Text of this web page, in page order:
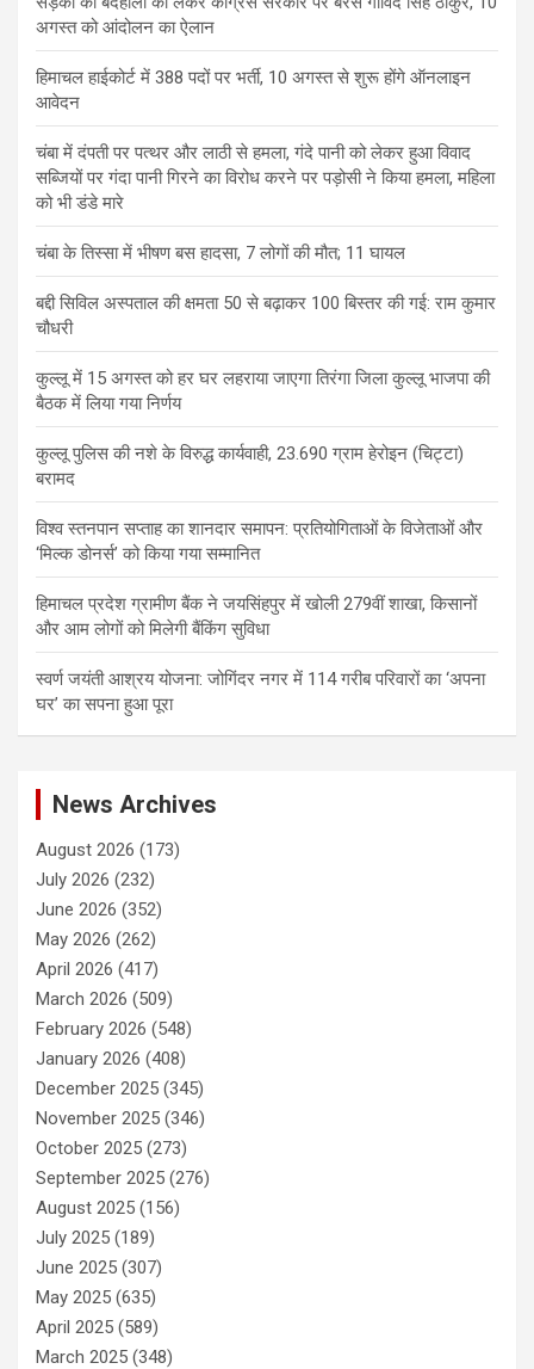
अगस्त को आंदोलन का ऐलान
हिमाचल हाईकोर्ट में 388 पदों पर भर्ती, 10 अगस्त से शुरू होंगे ऑनलाइन
आवेदन
चंबा में दंपती पर पत्थर और लाठी से हमला, गंदे पानी को लेकर हुआ विवाद
सब्जियों पर गंदा पानी गिरने का विरोध करने पर पड़ोसी ने किया हमला, महिला
को भी डंडे मारे
चंबा के तिस्सा में भीषण बस हादसा, 7 लोगों की मौत; 11 घायल
बद्दी सिविल अस्पताल की क्षमता 50 से बढ़ाकर 100 बिस्तर की गई: राम कुमार
चौधरी
कुल्लू में 15 अगस्त को हर घर लहराया जाएगा तिरंगा जिला कुल्लू भाजपा की
बैठक में लिया गया निर्णय
कुल्लू पुलिस की नशे के विरुद्ध कार्यवाही, 23.690 ग्राम हेरोइन (चिट्टा)
बरामद
विश्व स्तनपान सप्ताह का शानदार समापन: प्रतियोगिताओं के विजेताओं और
‘मिल्क डोनर्स’ को किया गया सम्मानित
हिमाचल प्रदेश ग्रामीण बैंक ने जयसिंहपुर में खोली 279वीं शाखा, किसानों
और आम लोगों को मिलेगी बैंकिंग सुविधा
स्वर्ण जयंती आश्रय योजना: जोगिंदर नगर में 114 गरीब परिवारों का ‘अपना
घर’ का सपना हुआ पूरा
News Archives
August 2026 (173)
July 2026 (232)
June 2026 (352)
May 2026 (262)
April 2026 (417)
March 2026 (509)
February 2026 (548)
January 2026 (408)
December 2025 (345)
November 2025 (346)
October 2025 (273)
September 2025 (276)
August 2025 (156)
July 2025 (189)
June 2025 (307)
May 2025 (635)
April 2025 (589)
March 2025 (348)